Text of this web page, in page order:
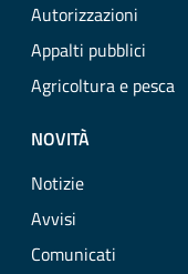
Autorizzazioni
Appalti pubblici
Agricoltura e pesca
NOVITÀ
Notizie
Avvisi
Comunicati